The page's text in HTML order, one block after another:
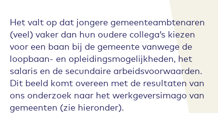
Het valt op dat jongere gemeenteambtenaren
(veel) vaker dan hun oudere collega’s kiezen
voor een baan bij de gemeente vanwege de
loopbaan- en opleidingsmogelijkheden, het
salaris en de secundaire arbeidsvoorwaarden.
Dit beeld komt overeen met de resultaten van
ons onderzoek naar het werkgeversimago van
gemeenten (zie hieronder).